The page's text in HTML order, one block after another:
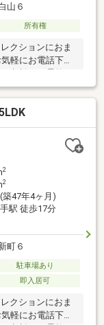
山６
所有権
クションにおま
軽にお電話下さ
相談にも柔軟に
。（年齢、年
ないけど、購入
ンがあり、難し
ノウハウで住宅ロ
ひ一度当社まで
2
2
築47年4ヶ月)
駅 徒歩17分
町６
駐車場あり
即入居可
クションにおま
軽にお電話下さ